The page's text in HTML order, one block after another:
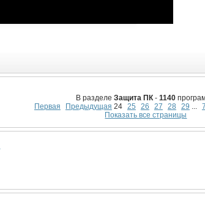
В разделе Защита ПК- 1140
Первая
Предыдущая 24 25 26 27 28 29 ...
Показать все страницы